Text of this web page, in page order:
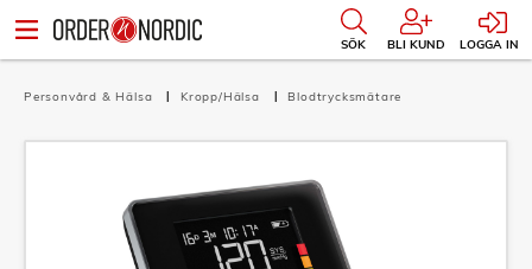
SÖK BLI KUND LOGGA IN
Personvård & Hälsa Kropp/Hälsa Blodtrycksmätare